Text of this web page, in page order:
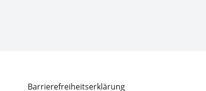
Barrierefreiheitserklärung